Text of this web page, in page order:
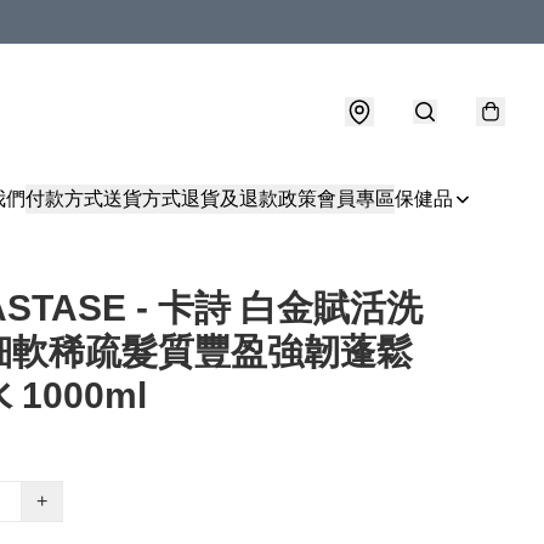
們付款方式送貨方式退貨及退款政策會員專區保健品
- 卡詩 白金賦活洗
軟稀疏髮質豐盈強韌蓬鬆
1000ml
+